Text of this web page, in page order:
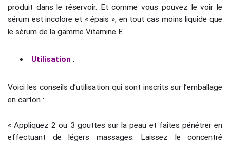
produit dans le réservoir. Et comme vous pouvez le voir le
sérum est incolore et « épais », en tout cas moins liquide que
le sérum de la gamme Vitamine E.
Utilisation :
Voici les conseils d’utilisation qui sont inscrits sur l’emballage
en carton :
« Appliquez 2 ou 3 gouttes sur la peau et faites pénétrer en
effectuant de légers massages. Laissez le concentré